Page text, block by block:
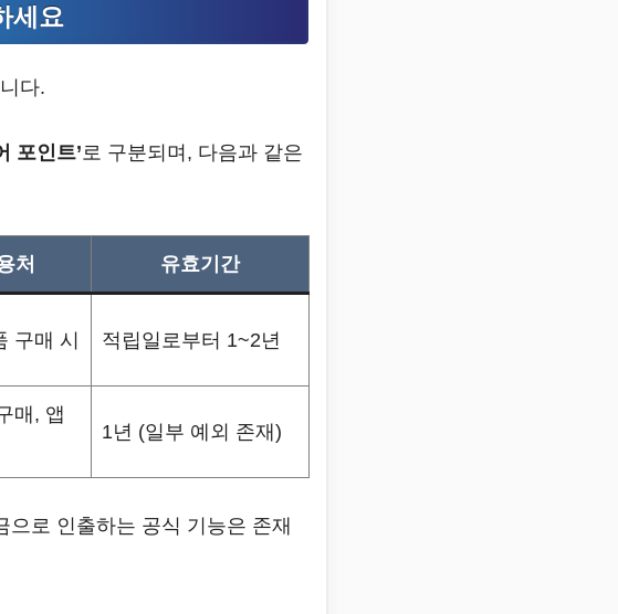
세요
다.
포인트’ 로 구분되며, 다음과 같은
처 유효기간
구매 시 적립일로부터 1~2년
매, 앱
1년 (일부 예외 존재)
으로 인출하는 공식 기능은 존재